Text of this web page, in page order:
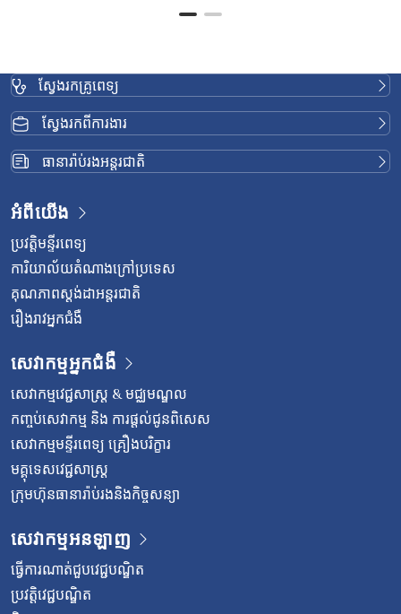
ស្វែងរកគ្រូពេទ្យ
ស្វែងរកពីការងារ
ធានារ៉ាប់រងអន្តរជាតិ
អំពីយើង
ប្រវត្តិមន្ទីរពេទ្យ
ការិយាល័យតំណាងក្រៅប្រទេស
គុណភាពស្តង់ដាអន្តរជាតិ
រឿងរាវអ្នកជំងឺ
សេវាកម្មអ្នកជំងឺ
សេវាកម្មវេជ្ជសាស្រ្ត & មជ្ឈមណ្ឌល
កញ្ចប់សេវាកម្ម និង ការផ្តល់ជូនពិសេស
សេវាកម្មមន្ទីរពេទ្យ គ្រឿងបរិក្ខារ
មគ្គុទេសវេជ្ជសាស្ត្រ
ក្រុមហ៊ុនធានារ៉ាប់រងនិងកិច្ចសន្យា
សេវាកម្មអនឡាញ
ធ្វើការណាត់ជួបវេជ្ជបណ្ឌិត
ប្រវត្តិវេជ្ជបណ្ឌិត